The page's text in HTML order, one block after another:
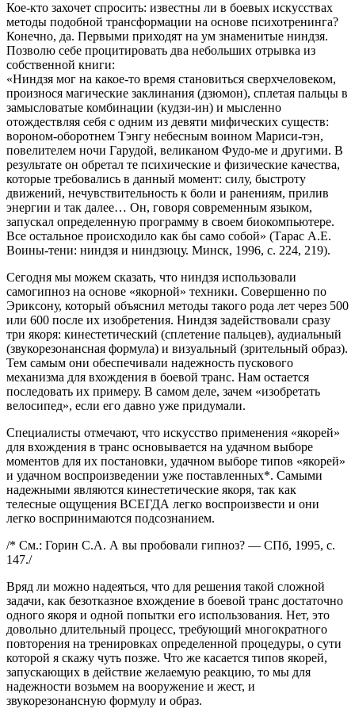
Кое-кто захочет спросить: известны ли в боевых искусствах
методы подобной трансформации на основе психотренинга?
Конечно, да. Первыми приходят на ум знаменитые ниндзя.
Позволю себе процитировать два небольших отрывка из
собственной книги:
«Ниндзя мог на какое-то время становиться сверхчеловеком,
произнося магические заклинания (дзюмон), сплетая пальцы в
замысловатые комбинации (кудзи-ин) и мысленно
отождествляя себя с одним из девяти мифических существ:
вороном-оборотнем Тэнгу небесным воином Мариси-тэн,
повелителем ночи Гарудой, великаном Фудо-ме и другими. В
результате он обретал те психические и физические качества,
которые требовались в данный момент: силу, быстроту
движений, нечувствительность к боли и ранениям, прилив
энергии и так далее… Он, говоря современным языком,
запускал определенную программу в своем биокомпьютере.
Все остальное происходило как бы само собой» (Тарас А.Е.
Воины-тени: ниндзя и ниндзюцу. Минск, 1996, с. 224, 219).
Сегодня мы можем сказать, что ниндзя использовали
самогипноз на основе «якорной» техники. Совершенно по
Эриксону, который объяснил методы такого рода лет через 500
или 600 после их изобретения. Ниндзя задействовали сразу
три якоря: кинестетический (сплетение пальцев), аудиальный
(звукорезонансная формула) и визуальный (зрительный образ).
Тем самым они обеспечивали надежность пускового
механизма для вхождения в боевой транс. Нам остается
последовать их примеру. В самом деле, зачем «изобретать
велосипед», если его давно уже придумали.
Специалисты отмечают, что искусство применения «якорей»
для вхождения в транс основывается на удачном выборе
моментов для их постановки, удачном выборе типов «якорей»
и удачном воспроизведении уже поставленных*. Самыми
надежными являются кинестетические якоря, так как
телесные ощущения ВСЕГДА легко воспроизвести и они
легко воспринимаются подсознанием.
/* См.: Горин С.А. А вы пробовали гипноз? — СПб, 1995, с.
147./
Вряд ли можно надеяться, что для решения такой сложной
задачи, как безотказное вхождение в боевой транс достаточно
одного якоря и одной попытки его использования. Нет, это
довольно длительный процесс, требующий многократного
повторения на тренировках определенной процедуры, о сути
которой я скажу чуть позже. Что же касается типов якорей,
запускающих в действие желаемую реакцию, то мы для
надежности возьмем на вооружение и жест, и
звукорезонансную формулу и образ.